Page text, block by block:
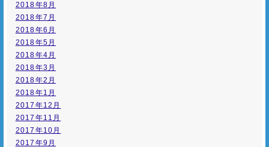
2018年8月
2018年7月
2018年6月
2018年5月
2018年4月
2018年3月
2018年2月
2018年1月
2017年12月
2017年11月
2017年10月
2017年9月